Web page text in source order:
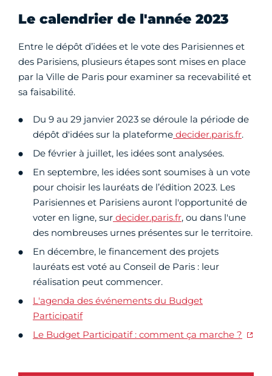
Le calendrier de l'année 2023
Entre le dépôt d’idées et le vote des Parisiennes et
des Parisiens, plusieurs étapes sont mises en place
par la Ville de Paris pour examiner sa recevabilité et
sa faisabilité.
Du 9 au 29 janvier 2023 se déroule la période de
dépôt d'idées sur la plateforme decider.paris.fr.
De février à juillet, les idées sont analysées.
En septembre, les idées sont soumises à un vote
pour choisir les lauréats de l’édition 2023. Les
Parisiennes et Parisiens auront l'opportunité de
voter en ligne, sur decider.paris.fr, ou dans l'une
des nombreuses urnes présentes sur le territoire.
En décembre, le financement des projets
lauréats est voté au Conseil de Paris : leur
réalisation peut commencer.
L'agenda des événements du Budget
Participatif
Le Budget Participatif : comment ça marche ?